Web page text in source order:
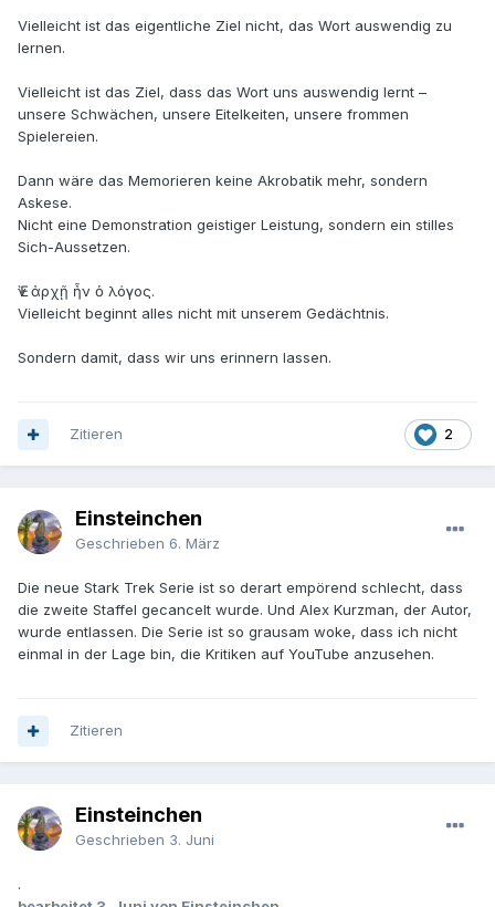
Vielleicht ist das eigentliche Ziel nicht, das Wort auswendig zu
lernen.
Vielleicht ist das Ziel, dass das Wort uns auswendig lernt –
unsere Schwächen, unsere Eitelkeiten, unsere frommen
Spielereien.
Dann wäre das Memorieren keine Akrobatik mehr, sondern
Askese.
Nicht eine Demonstration geistiger Leistung, sondern ein stilles
Sich-Aussetzen.
Ἐν ἀρχῇ ἦν ὁ λόγος.
Vielleicht beginnt alles nicht mit unserem Gedächtnis.
Sondern damit, dass wir uns erinnern lassen.
2
Zitieren
Einsteinchen
Geschrieben 6. März
Die neue Stark Trek Serie ist so derart empörend schlecht, dass
die zweite Staffel gecancelt wurde. Und Alex Kurzman, der Autor,
wurde entlassen. Die Serie ist so grausam woke, dass ich nicht
einmal in der Lage bin, die Kritiken auf YouTube anzusehen.
Zitieren
Einsteinchen
Geschrieben 3. Juni
.